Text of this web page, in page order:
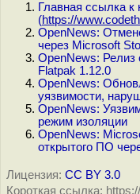
Главная ссылка к
(https://
OpenNews:
через Microsoft
OpenNews: Релиз
Flatpak 1.12.0
OpenNews:
уязвимости,
OpenNews:
режим изоляции
OpenNews:
открытого ПО
Лицензия: CC BY 3.0
Короткая ссылка: